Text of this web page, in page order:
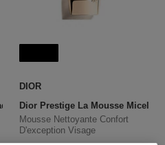
DIOR
Dior Prestige La Mousse
Mousse Nettoyante Confort
D'exception Visage